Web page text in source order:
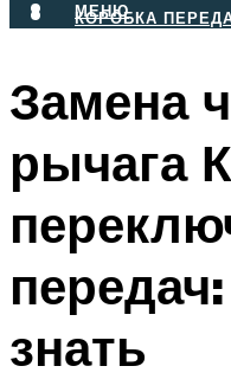
КОРОБКА
МЕНЮ
МЕНЮ
Замена
рычага
знать